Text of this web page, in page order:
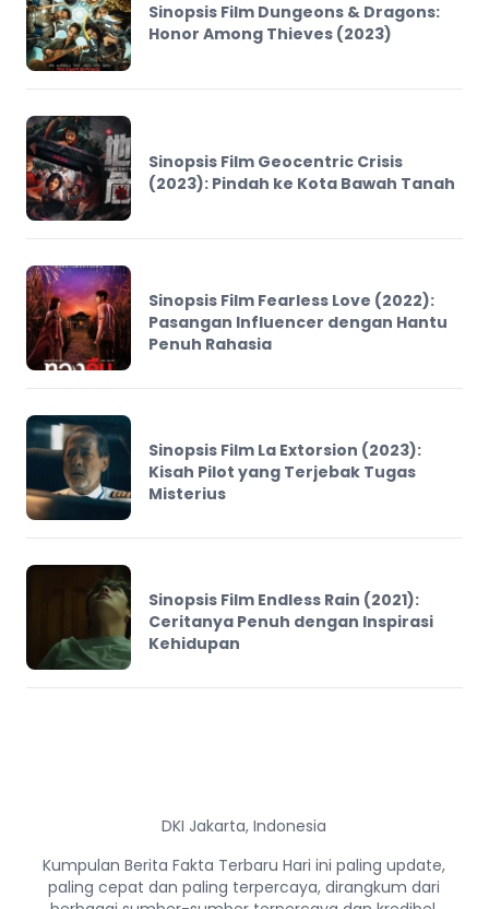
Sinopsis Film Dungeons & Dragons:
Honor Among Thieves (2023)
Sinopsis Film Geocentric Crisis
(2023): Pindah ke Kota Bawah Tanah
Sinopsis Film Fearless Love (2022):
Pasangan Influencer dengan Hantu
Penuh Rahasia
Sinopsis Film La Extorsion (2023):
Kisah Pilot yang Terjebak Tugas
Misterius
Sinopsis Film Endless Rain (2021):
Ceritanya Penuh dengan Inspirasi
Kehidupan
DKI Jakarta, Indonesia
Kumpulan Berita Fakta Terbaru Hari ini paling update,
paling cepat dan paling terpercaya, dirangkum dari